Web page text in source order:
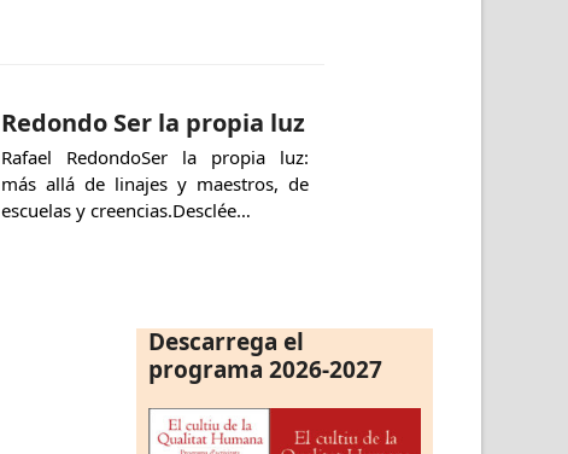
Redondo Ser la propia luz
Rafael RedondoSer la propia luz:
más allá de linajes y maestros, de
escuelas y creencias.Desclée…
Descarrega el
programa 2026-2027